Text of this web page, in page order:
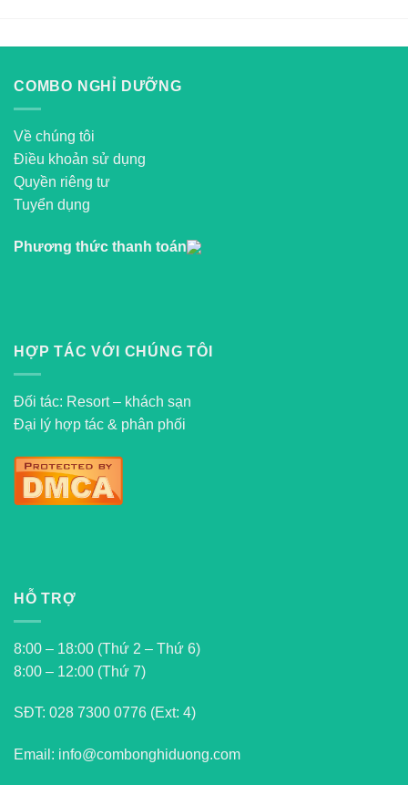
COMBO NGHỈ DƯỠNG
Về chúng tôi
Điều khoản sử dụng
Quyền riêng tư
Tuyển dụng
Phương thức thanh toán
HỢP TÁC VỚI CHÚNG TÔI
Đối tác: Resort – khách sạn
Đại lý hợp tác & phân phối
HỖ TRỢ
8:00 – 18:00 (Thứ 2 – Thứ 6)
8:00 – 12:00 (Thứ 7)
SĐT: 028 7300 0776 (Ext: 4)
Email: info@combonghiduong.com